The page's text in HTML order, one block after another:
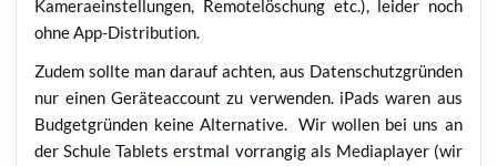
Kame­ra­ein­stel­lun­gen, Remo­te­lö­schung etc.), lei­der noch
ohne App-Distribution.
Zudem soll­te man dar­auf ach­ten, aus Daten­schutz­grün­den
nur einen Gerä­te­ac­count zu ver­wen­den. iPads waren aus
Bud­get­grün­den kei­ne Alter­na­ti­ve. Wir wol­len bei uns an
der Schu­le Tablets erst­mal vor­ran­gig als Media­play­er (wir